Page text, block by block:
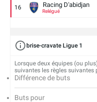
16 Racing D'abidjan
Relégué
brise-cravate Ligue 1
Lorsque deux équipes (ou
suivantes les règles suivantes
Différence de buts
Buts pour